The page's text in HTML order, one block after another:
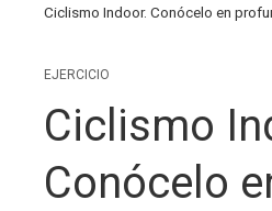
Ciclismo Indoor. Conócelo en
EJERCICIO
Ciclismo
Conócelo